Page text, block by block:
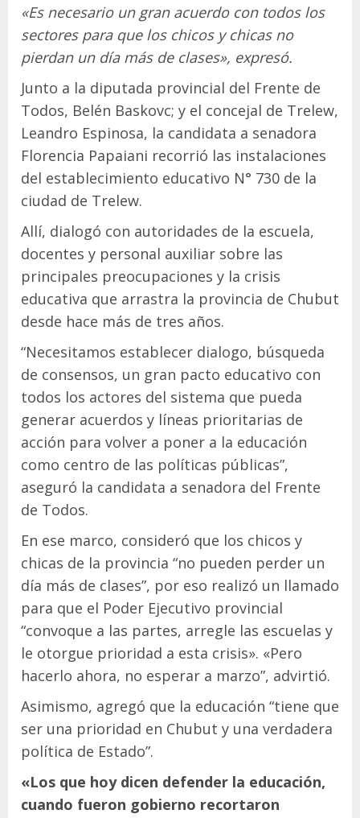
«Es necesario un gran acuerdo con todos los
sectores para que los chicos y chicas no
pierdan un día más de clases», expresó.
Junto a la diputada provincial del Frente de
Todos, Belén Baskovc; y el concejal de Trelew,
Leandro Espinosa, la candidata a senadora
Florencia Papaiani recorrió las instalaciones
del establecimiento educativo N° 730 de la
ciudad de Trelew.
Allí, dialogó con autoridades de la escuela,
docentes y personal auxiliar sobre las
principales preocupaciones y la crisis
educativa que arrastra la provincia de Chubut
desde hace más de tres años.
“Necesitamos establecer dialogo, búsqueda
de consensos, un gran pacto educativo con
todos los actores del sistema que pueda
generar acuerdos y líneas prioritarias de
acción para volver a poner a la educación
como centro de las políticas públicas”,
aseguró la candidata a senadora del Frente
de Todos.
En ese marco, consideró que los chicos y
chicas de la provincia “no pueden perder un
día más de clases”, por eso realizó un llamado
para que el Poder Ejecutivo provincial
“convoque a las partes, arregle las escuelas y
le otorgue prioridad a esta crisis». «Pero
hacerlo ahora, no esperar a marzo”, advirtió.
Asimismo, agregó que la educación “tiene que
ser una prioridad en Chubut y una verdadera
política de Estado”.
«Los que hoy dicen defender la educación,
cuando fueron gobierno recortaron